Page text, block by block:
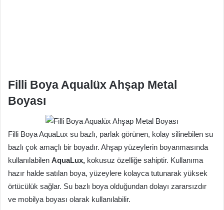
Filli Boya Aqualüx Ahşap Metal
Boyası
Filli Boya AquaLux su bazlı, parlak görünen, kolay silinebilen su
bazlı çok amaçlı bir boyadır. Ahşap yüzeylerin boyanmasında
kullanılabilen AquaLux, kokusuz özelliğe sahiptir. Kullanıma
hazır halde satılan boya, yüzeylere kolayca tutunarak yüksek
örtücülük sağlar. Su bazlı boya olduğundan dolayı zararsızdır
ve mobilya boyası olarak kullanılabilir.